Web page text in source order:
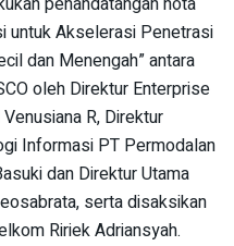
untuk Akselerasi Penetrasi
dan Menengah” antara
oleh Direktur Enterprise
R, Direktur
Informasi PT Permodalan
dan Direktur Utama
serta disaksikan
Ririek Adriansyah.